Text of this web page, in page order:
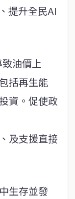
提升全民AI
油價上
括再生能
資。促使政
及支援直接
生存並發